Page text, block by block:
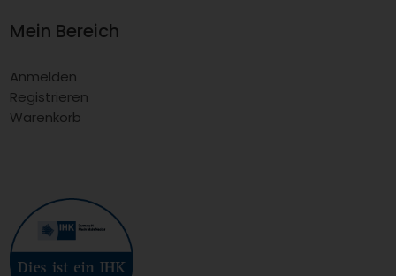
Mein Bereich
Anmelden
Registrieren
Warenkorb